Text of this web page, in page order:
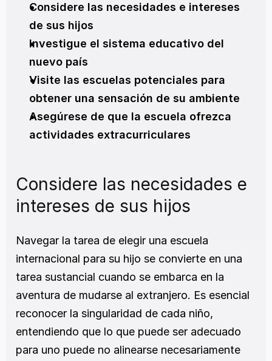
Considere las necesidades e intereses
de sus hijos
Investigue el sistema educativo del
nuevo país
Visite las escuelas potenciales para
obtener una sensación de su ambiente
Asegúrese de que la escuela ofrezca
actividades extracurriculares
Considere las necesidades e
intereses de sus hijos
Navegar la tarea de elegir una escuela
internacional para su hijo se convierte en una
tarea sustancial cuando se embarca en la
aventura de mudarse al extranjero. Es esencial
reconocer la singularidad de cada niño,
entendiendo que lo que puede ser adecuado
para uno puede no alinearse necesariamente